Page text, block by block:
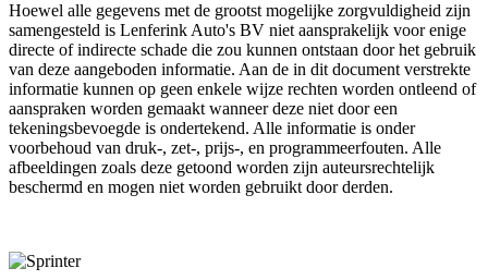
Hoewel alle gegevens met de grootst mogelijke zorgvuldigheid zijn
samengesteld is Lenferink Auto's BV niet aansprakelijk voor enige
directe of indirecte schade die zou kunnen ontstaan door het gebruik
van deze aangeboden informatie. Aan de in dit document verstrekte
informatie kunnen op geen enkele wijze rechten worden ontleend of
aanspraken worden gemaakt wanneer deze niet door een
tekeningsbevoegde is ondertekend. Alle informatie is onder
voorbehoud van druk-, zet-, prijs-, en programmeerfouten. Alle
afbeeldingen zoals deze getoond worden zijn auteursrechtelijk
beschermd en mogen niet worden gebruikt door derden.